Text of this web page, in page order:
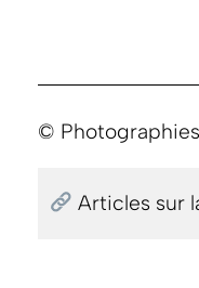
©
Articles sur